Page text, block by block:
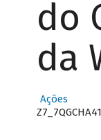
do
da
Ações